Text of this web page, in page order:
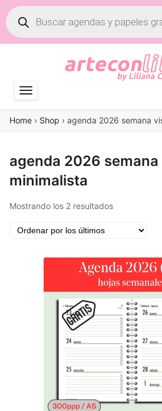
Búsqueda
de
productos
Home › Shop › agenda 2026 semana
agenda 2026
minimalista
Mostrando los 2 resultadosOrdenado